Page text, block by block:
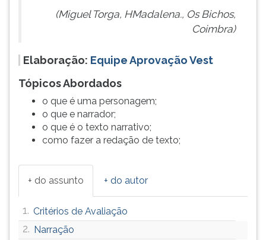
(Miguel Torga, HMadalena., Os Bichos,
Coimbra)
Elaboração: Equipe Aprovação Vest
Tópicos Abordados
o que é uma personagem;
o que e narrador;
o que é o texto narrativo;
como fazer a redação de texto;
+ do assunto + do autor
1. Critérios de Avaliação
2. Narração